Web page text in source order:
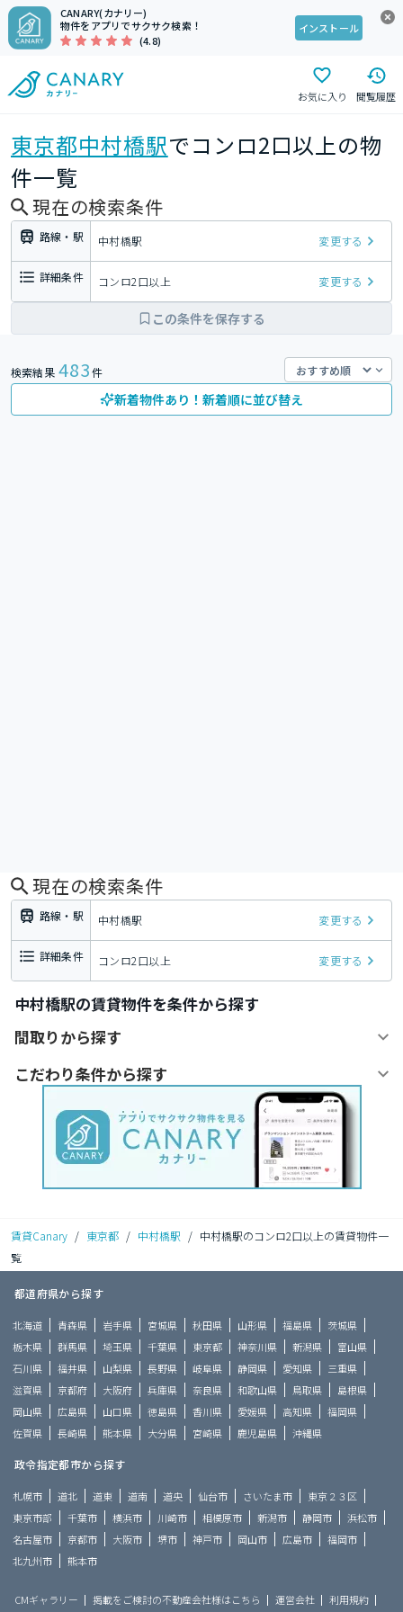
CANARY(カナリー)
物件をアプリでサクサク検索！
(4.8)
インストール
お気に入り 閲覧履歴
東京都中村橋駅でコンロ2口以上の物
件一覧
現在の検索条件
路線・駅 中村橋駅 変更する
詳細条件 コンロ2口以上 変更する
この条件を保存する
検索結果 483件
新着物件あり！新着順に並び替え
現在の検索条件
路線・駅 中村橋駅 変更する
詳細条件 コンロ2口以上 変更する
中村橋駅の賃貸物件を条件から探す
間取りから探す
こだわり条件から探す
賃貸Canary / 東京都 / 中村橋駅 / 中村橋駅のコンロ2口以上の賃貸物件一
覧
都道府県から探す
北海道 青森県 岩手県 宮城県 秋田県 山形県 福島県
茨城県
栃木県
群馬県 埼玉県 千葉県 東京都 神奈川県 新潟県
富山県
石川県
福井県 山梨県 長野県 岐阜県 静岡県 愛知県
三重県
滋賀県
京都府 大阪府 兵庫県 奈良県 和歌山県 鳥取県
島根県
岡山県
広島県 山口県 徳島県 香川県 愛媛県 高知県
福岡県
佐賀県
長崎県 熊本県 大分県 宮崎県 鹿児島県 沖縄県
政令指定都市から探す
札幌市 道北 道東 道南 道央 仙台市 さいたま市
東京２３区
東京市部
千葉市 横浜市 川崎市 相模原市 新潟市 静岡市
浜松市
名古屋市
京都市 大阪市 堺市 神戸市 岡山市 広島市
福岡市
北九州市
熊本市
CMギャラリー 掲載をご検討の不動産会社様はこちら 運営会社
利用規約